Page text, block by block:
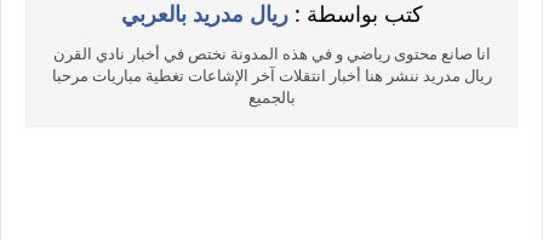
كتب بواسطة :ريال مدريد بالعربي
انا صانع محتوى رياضي و في هذه المدونة نختص في أخبار نادي القرن
ريال مدريد ننشر هنا أخبار انتقلات آخر الإشاعات تغطية مباريات مرحبا
بالجميع